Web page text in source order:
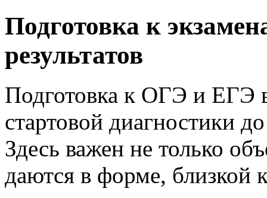
Подготовка к
результатов
Подготовка к ОГЭ и ЕГЭ
стартовой диагностики
Здесь важен не только
даются в форме, близкой